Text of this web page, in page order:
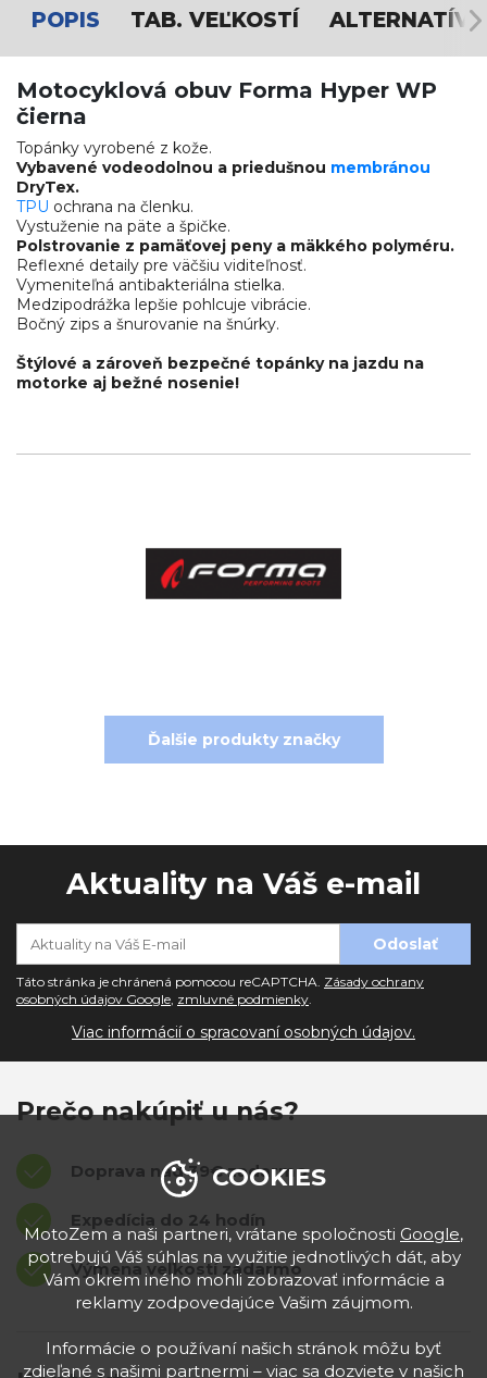
POPIS TAB. VEĽKOSTÍ ALTERNATÍVY
Motocyklová obuv Forma Hyper WP
čierna
Topánky vyrobené z kože.
Vybavené vodeodolnou a priedušnou membránou
DryTex.
TPU ochrana na členku.
Vystuženie na päte a špičke.
Polstrovanie z pamäťovej peny a mäkkého polyméru.
Reflexné detaily pre väčšiu viditeľnosť.
Vymeniteľná antibakteriálna stielka.
Medzipodrážka lepšie pohlcuje vibrácie.
Bočný zips a šnurovanie na šnúrky.
Štýlové a zároveň bezpečné topánky na jazdu na
motorke aj bežné nosenie!
Ďalšie produkty značky
Aktuality na Váš e-mail
Táto stránka je chránená pomocou reCAPTCHA. Zásady ochrany
osobných údajov Google, zmluvné podmienky.
Viac informácií o spracovaní osobných údajov.
Prečo nakúpiť u nás?
Doprava nad 39€ zadarmo
Expedícia do 24 hodín
Výmena veľkostí zadarmo
COOKIES
MotoZem a naši partneri, vrátane spoločnosti Google,
potrebujú Váš súhlas na využitie jednotlivých dát, aby
Vám okrem iného mohli zobrazovať informácie a
reklamy zodpovedajúce Vašim záujmom.
Informácie o používaní našich stránok môžu byť
zdieľané s našimi partnermi – viac sa dozviete v našich